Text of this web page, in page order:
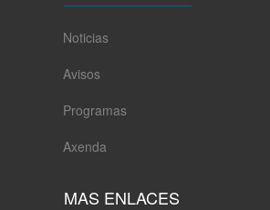
Noticias
Avisos
Programas
Axenda
MAS ENLACES